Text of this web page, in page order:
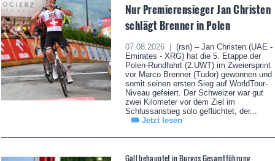
Nur Premierensieger Jan Christen
schlägt Brenner in Polen
07.08.2026 |
(rsn) – Jan Christen (UAE -
Emirates - XRG) hat die 5. Etappe der
Polen-Rundfahrt (2.UWT) im Zweiersprint
vor Marco Brenner (Tudor) gewonnen und
somit seinen ersten Sieg auf WorldTour-
Niveau gefeiert. Der Schweizer war gut
zwei Kilometer vor dem Ziel im
Schlussanstieg solo geflüchtet, der...
Jetzt lesen
Gall behauptet in Burgos Gesamtführung